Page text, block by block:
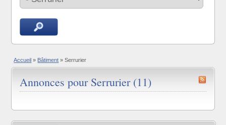
Accueil » Bâtiment » Serrurier
Annonces pour Serrurier (11)